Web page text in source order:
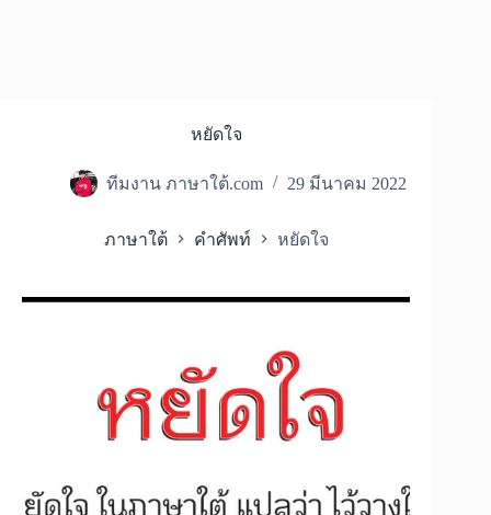
หยัดใจ
ทีมงาน ภาษาใต้.com 29 มีนาคม 2022
ภาษาใต้ คำศัพท์ หยัดใจ